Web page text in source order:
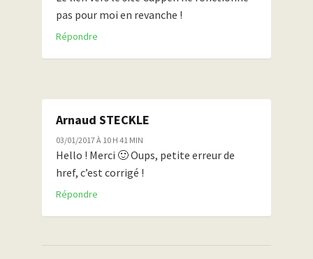
pas pour moi en revanche !
Répondre
Arnaud STECKLE
03/01/2017 À 10 H 41 MIN
Hello ! Merci 🙂 Oups, petite erreur de
href, c’est corrigé !
Répondre